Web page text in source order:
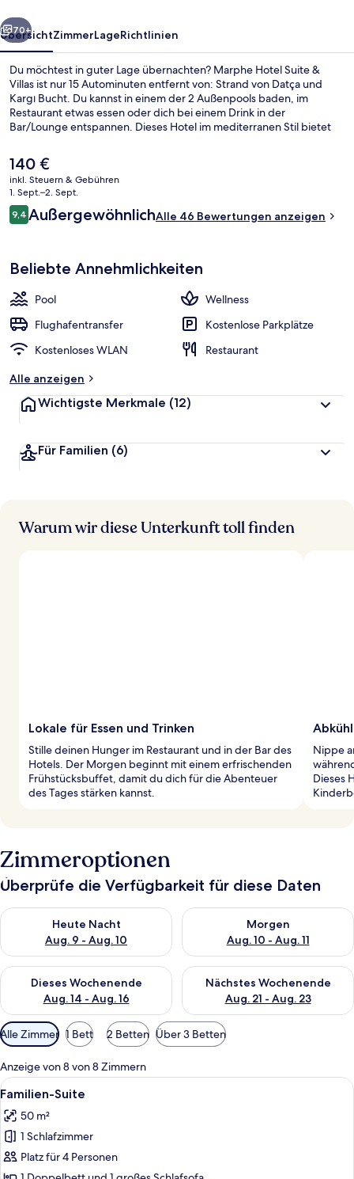
Weiter
70+
ÜbersichtZimmerLageRichtlinien
Du möchtest in guter Lage übernachten? Marphe Hotel Suite &
Villas ist nur 15 Autominuten entfernt von: Strand von Datça und
Kargı Bucht. Du kannst in einem der 2 Außenpools baden, im
Restaurant etwas essen oder dich bei einem Drink in der
Bar/Lounge entspannen. Dieses Hotel im mediterranen Stil bietet
geöffnet) sowie ein Kinderbecken.
Der
aktuelle
Preis
beträgt
140 €.
140 €
inkl. Steuern & Gebühren
1. Sept.–2. Sept.
Bewertungen
9,49,4 von 10.
AußergewöhnlichAlle 46 Bewertungen anzeigen
Beliebte Annehmlichkeiten
Pool
Wellness
Flughafentransfer
Kostenlose Parkplätze
Kostenloses WLAN
Restaurant
Alle anzeigen
Wichtigste Merkmale (12)
Für Familien (6)
Warum wir diese Unterkunft toll finden
Lokale für Essen und Trinken
Stille deinen Hunger im Restaurant und in der Bar des
Hotels. Der Morgen beginnt mit einem erfrischenden
Frühstücksbuffet, damit du dich für die Abenteuer
des Tages stärken kannst.
Nippe
Dieses
Zimmeroptionen
Überprüfe die Verfügbarkeit für diese Daten
Heute Nacht
Aug. 9 - Aug. 10
Überprüfe die Verfügbarkeit für heute Nacht, Aug. 9 - Aug.
Morgen
Aug. 10 - Aug. 11
Überprüfe die Verfügbarkeit
Dieses Wochenende
Aug. 14 - Aug. 16
Überprüfe die Verfügbarkeit für dieses Wochenende, Aug. 14
Nächstes Wochenende
Aug. 21 - Aug. 23
Überprüfe die Verfügbarkeit
Verfügbare
Filter
für
Zimmer
Alle Zimmer 1 Bett 2 Betten Über 3 Betten
Anzeige von 8 von 8 Zimmern
Alle
Fotos
für
Familien-
Suite
Ein Hotelzimmer mit Bett,
15
Familien-Suite
50 m²
1 Schlafzimmer
Platz für 4 Personen